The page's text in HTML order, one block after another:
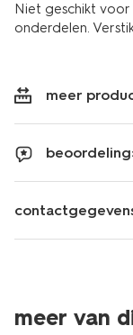
Niet geschikt voor
onderdelen.
meer
meer van
nieuw